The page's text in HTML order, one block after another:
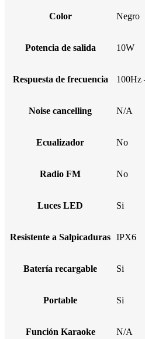
Color Negro
Potencia de salida 10W
Respuesta de frecuencia 100Hz
Noise cancelling N/A
Ecualizador No
Radio FM No
Luces LED Si
Resistente a Salpicaduras IPX6
Batería recargable Si
Portable Si
Función Karaoke N/A